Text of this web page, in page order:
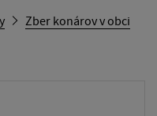
Zber konárov v obci